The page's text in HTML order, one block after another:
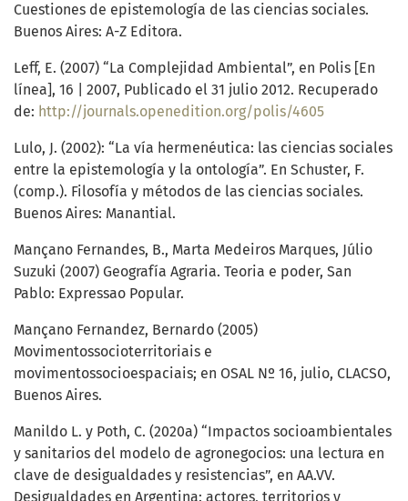
Cuestiones de epistemología de las ciencias sociales.
Buenos Aires: A-Z Editora.
Leff, E. (2007) “La Complejidad Ambiental”, en Polis [En
línea], 16 | 2007, Publicado el 31 julio 2012. Recuperado
de: http://journals.openedition.org/polis/4605
Lulo, J. (2002): “La vía hermenéutica: las ciencias sociales
entre la epistemología y la ontología”. En Schuster, F.
(comp.). Filosofía y métodos de las ciencias sociales.
Buenos Aires: Manantial.
Mançano Fernandes, B., Marta Medeiros Marques, Júlio
Suzuki (2007) Geografía Agraria. Teoria e poder, San
Pablo: Expressao Popular.
Mançano Fernandez, Bernardo (2005)
Movimentossocioterritoriais e
movimentossocioespaciais; en OSAL Nº 16, julio, CLACSO,
Buenos Aires.
Manildo L. y Poth, C. (2020a) “Impactos socioambientales
y sanitarios del modelo de agronegocios: una lectura en
clave de desigualdades y resistencias”, en AA.VV.
Desigualdades en Argentina: actores, territorios y